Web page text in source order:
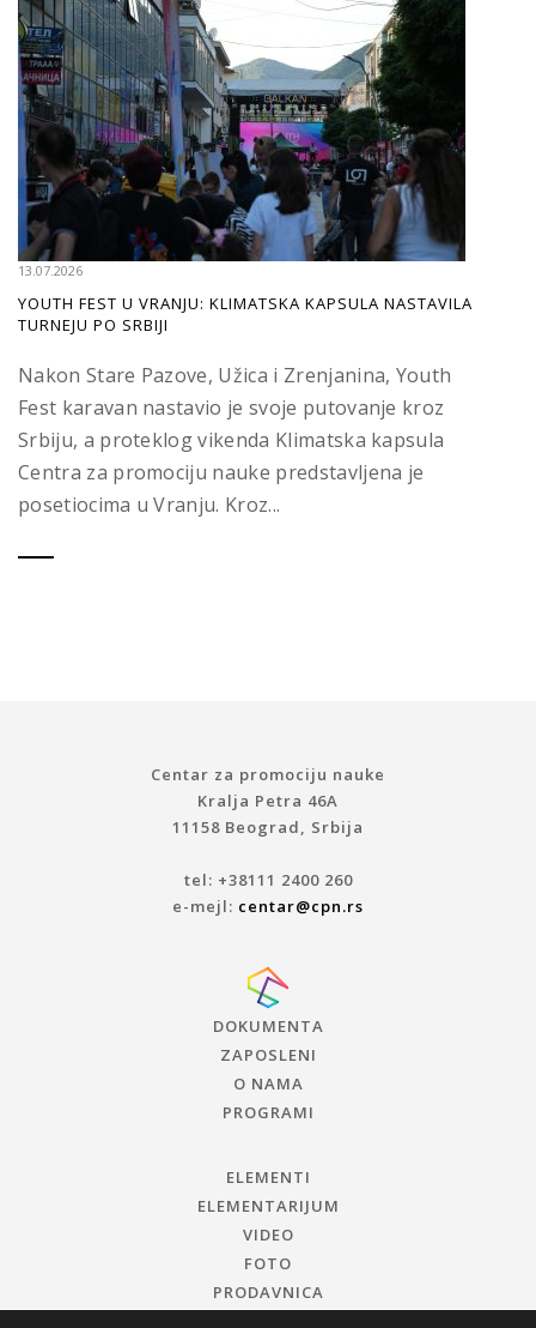
13.07.2026
YOUTH FEST U VRANJU: KLIMATSKA KAPSULA NASTAVILA
TURNEJU PO SRBIJI
Nakon Stare Pazove, Užica i Zrenjanina, Youth
Fest karavan nastavio je svoje putovanje kroz
Srbiju, a proteklog vikenda Klimatska kapsula
Centra za promociju nauke predstavljena je
posetiocima u Vranju. Kroz...
Centar za promociju nauke
Kralja Petra 46A
11158 Beograd, Srbija
tel: +38111 2400 260
e-mejl: centar@cpn.rs
DOKUMENTA
ZAPOSLENI
O NAMA
PROGRAMI
ELEMENTI
ELEMENTARIJUM
VIDEO
FOTO
PRODAVNICA